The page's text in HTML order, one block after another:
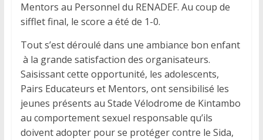
Mentors au Personnel du RENADEF. Au coup de
sifflet final, le score a été de 1-0.
Tout s’est déroulé dans une ambiance bon enfant
à la grande satisfaction des organisateurs.
Saisissant cette opportunité, les adolescents,
Pairs Educateurs et Mentors, ont sensibilisé les
jeunes présents au Stade Vélodrome de Kintambo
au comportement sexuel responsable qu’ils
doivent adopter pour se protéger contre le Sida,